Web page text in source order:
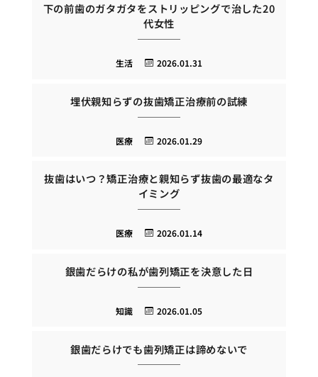
下の前歯のガタガタをストリッピングで治した20
代女性
2026.01.31
生活
埋伏親知らずの抜歯矯正治療前の試練
2026.01.29
医療
抜歯はいつ？矯正治療と親知らず抜歯の最適なタ
イミング
2026.01.14
医療
銀歯だらけの私が歯列矯正を決意した日
2026.01.05
知識
銀歯だらけでも歯列矯正は諦めないで